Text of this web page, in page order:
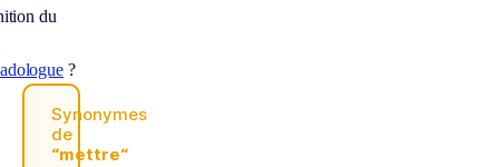
du
?
Synonymes
de
“mettre“